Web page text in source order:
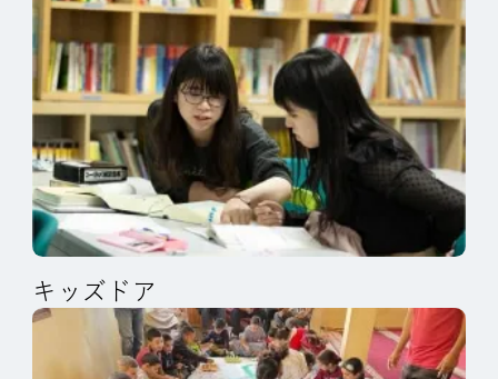
キッズドア